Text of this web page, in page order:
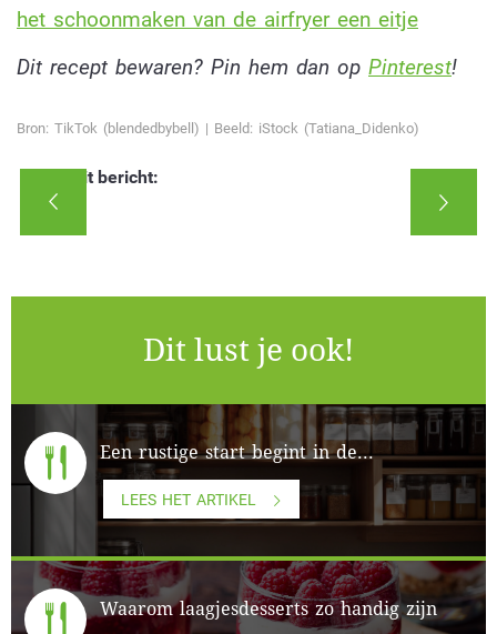
het schoonmaken van de airfryer een eitje
Dit recept bewaren? Pin hem dan op Pinterest!
Bron: TikTok (blendedbybell) | Beeld: iStock (Tatiana_Didenko)
Deel dit bericht:
Dit lust je ook!
Een rustige start begint in de...
LEES HET ARTIKEL
Waarom laagjesdesserts zo handig zijn